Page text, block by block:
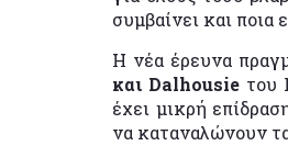
συμβαίνει και ποια
Η νέα έρευνα
και Dalhousie του
έχει μικρή
να καταναλώνουν